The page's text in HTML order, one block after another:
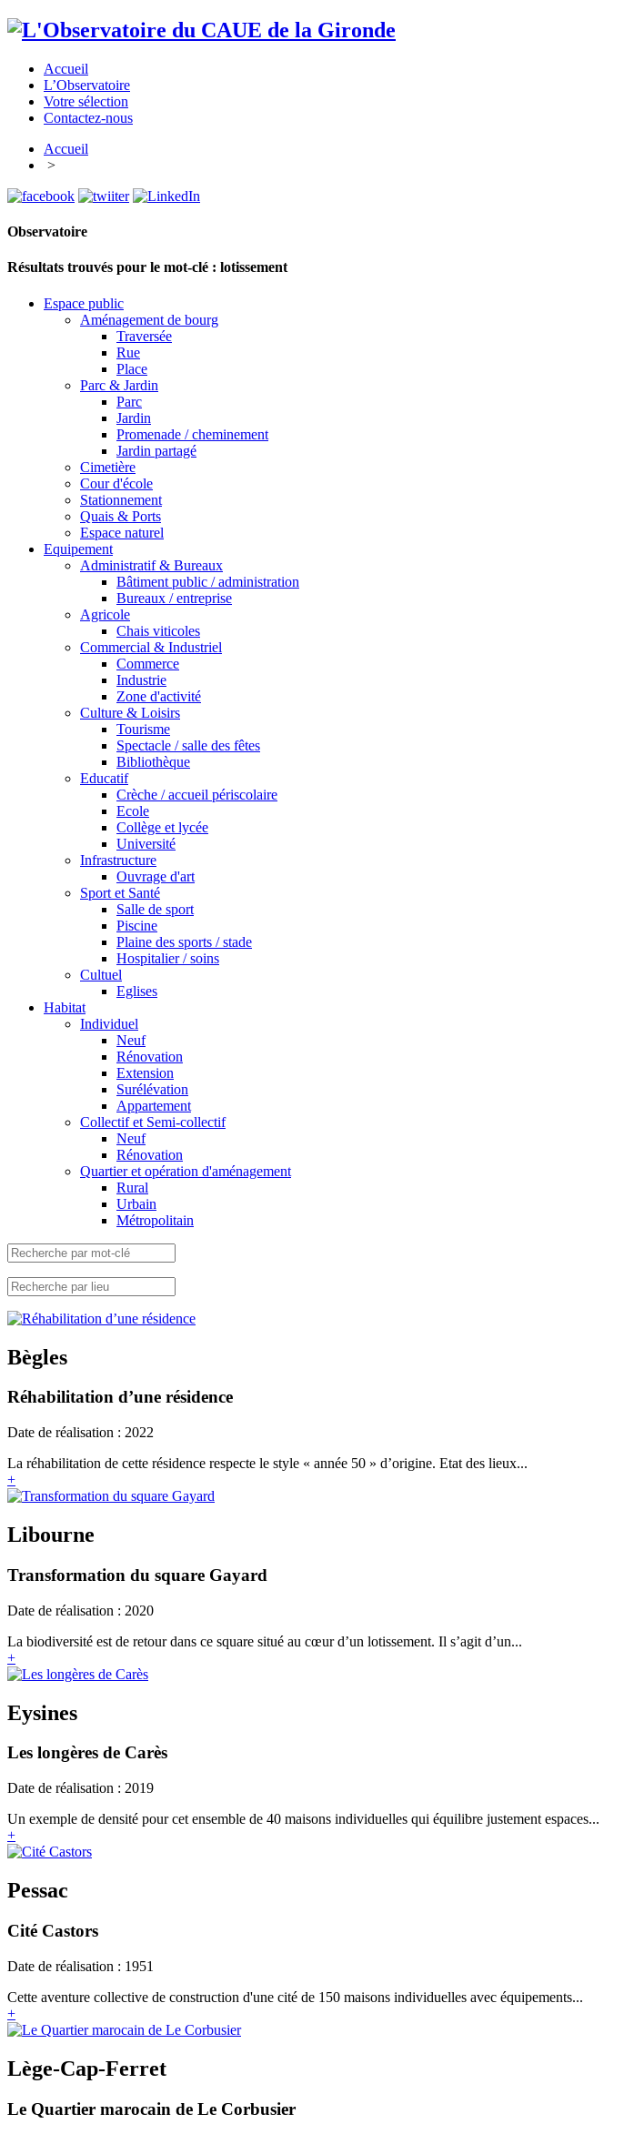
Accueil
L’Observatoire
Votre sélection
Contactez-nous
Accueil
>
Observatoire
Résultats trouvés pour le mot-clé : lotissement
Espace public
Aménagement de bourg
Traversée
Rue
Place
Parc & Jardin
Parc
Jardin
Promenade / cheminement
Jardin partagé
Cimetière
Cour d'école
Stationnement
Quais & Ports
Espace naturel
Equipement
Administratif & Bureaux
Bâtiment public / administration
Bureaux / entreprise
Agricole
Chais viticoles
Commercial & Industriel
Commerce
Industrie
Zone d'activité
Culture & Loisirs
Tourisme
Spectacle / salle des fêtes
Bibliothèque
Educatif
Crèche / accueil périscolaire
Ecole
Collège et lycée
Université
Infrastructure
Ouvrage d'art
Sport et Santé
Salle de sport
Piscine
Plaine des sports / stade
Hospitalier / soins
Cultuel
Eglises
Habitat
Individuel
Neuf
Rénovation
Extension
Surélévation
Appartement
Collectif et Semi-collectif
Neuf
Rénovation
Quartier et opération d'aménagement
Rural
Urbain
Métropolitain
Bègles
Réhabilitation d’une résidence
Date de réalisation : 2022
La réhabilitation de cette résidence respecte le style « année 50 » d’origine. Etat des lieux...
+
Libourne
Transformation du square Gayard
Date de réalisation : 2020
La biodiversité est de retour dans ce square situé au cœur d’un lotissement. Il s’agit d’un...
+
Eysines
Les longères de Carès
Date de réalisation : 2019
Un exemple de densité pour cet ensemble de 40 maisons individuelles qui équilibre justement espaces...
+
Pessac
Cité Castors
Date de réalisation : 1951
Cette aventure collective de construction d'une cité de 150 maisons individuelles avec équipements...
+
Lège-Cap-Ferret
Le Quartier marocain de Le Corbusier